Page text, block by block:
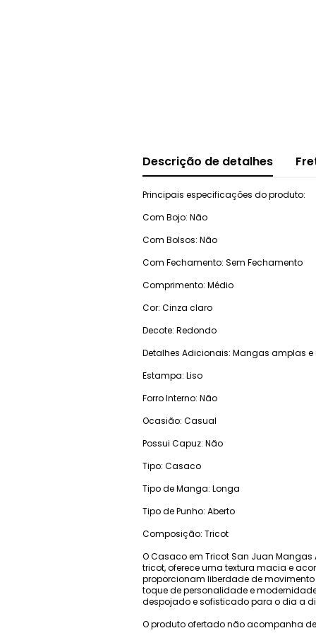
Descrição de detalhes
Principais especificações do produto:
Com Bojo: Não
Com Bolsos: Não
Com Fechamento: Sem Fechamento
Comprimento: Médio
Cor: Cinza claro
Decote: Redondo
Detalhes Adicionais: Mangas amplas
Estampa: Liso
Forro Interno: Não
Ocasião: Casual
Possui Capuz: Não
Tipo: Casaco
Tipo de Manga: Longa
Tipo de Punho: Aberto
Composição: Tricot
O Casaco em Tricot San Juan
tricot, oferece uma textura macia e
proporcionam liberdade de
toque de personalidade e
despojado e sofisticado para o dia a
O produto ofertado não acompanha